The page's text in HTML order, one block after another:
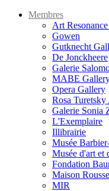
Membres
Art
Gowen
Gutknecht
De Jonckheere
Galerie
MABE
Opera Gallery
Rosa
Galerie Sonia
L'Exemplaire
Illibrairie
Musée
Musée d'art et
Fondation
Maison
MIR